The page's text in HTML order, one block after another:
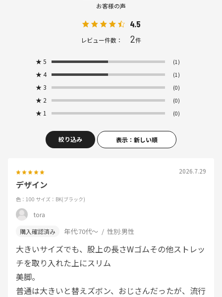
お客様の声
4.5
レビュー件数： 2件
★ 5 (1)
★ 4 (1)
★ 3 (0)
★ 2 (0)
★ 1 (0)
絞り込み 表示：新しい順
2026.7.29
デザイン
色：100 サイズ：BK(ブラック)
tora
年代:70代～ 性別:男性
大きいサイズでも、股上の長さWゴムその他ストレッ
チを取り入れた上にスリム
美脚。
普通は大きいと替えズボン、おじさんだったが、流行